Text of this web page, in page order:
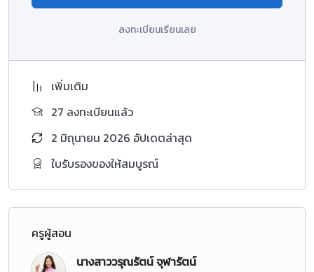
ลงทะเบียนเรียนเลย
เพิ่มเติม
27 ลงทะเบียนแล้ว
2 มิถุนายน 2026 อัปเดตล่าสุด
ใบรับรองของให้สมบูรณ์
ครูผู้สอน
นางสาววรุณรัตน์ จุฬารัตน์